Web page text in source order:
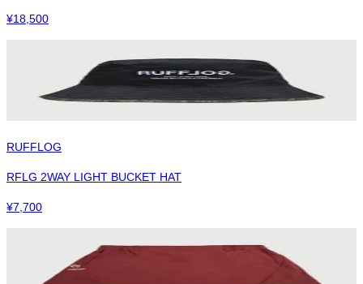
¥18,500
RUFFLOG
RFLG 2WAY LIGHT BUCKET HAT
¥7,700